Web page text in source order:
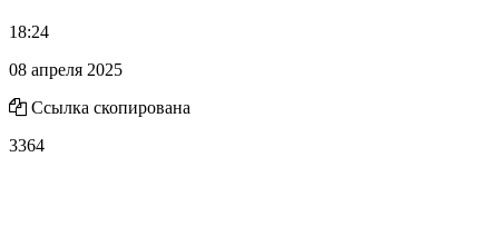
18:24
08 апреля 2025
Ссылка скопирована
3364